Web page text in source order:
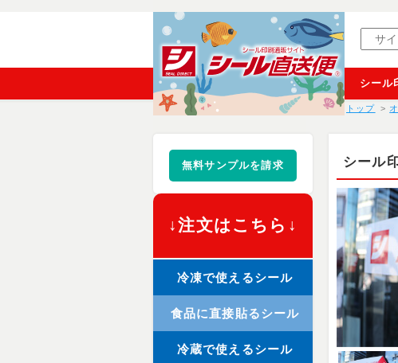
シール
トップ
無料サンプルを請求
↓注文はこちら↓
冷凍で使えるシール
食品に直接貼るシール
冷蔵で使えるシール
シール